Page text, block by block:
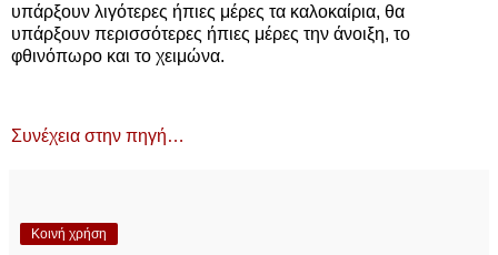
υπάρξουν λιγότερες ήπιες μέρες τα καλοκαίρια, θα
υπάρξουν περισσότερες ήπιες μέρες την άνοιξη, το
φθινόπωρο και το χειμώνα.
Συνέχεια στην πηγή…
Κοινή χρήση